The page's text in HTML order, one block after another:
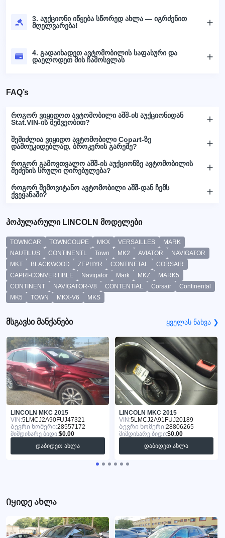
3. აუქციონი იწყება სწორედ ახლა — იგრძენით
მღელვარება!
4. გადაიხადეთ ავტომობილის საფასური და
დაელოდეთ მის ჩამოსვლას
FAQ’s
როგორ ვიყიდოთ ავტომობილი აშშ-ის აუქციონიდან
Stat.VIN-ის მეშვეობით?
შემიძლია ვიყიდო ავტომობილი Copart-ზე
დამოუკიდებლად, ბროკერის გარეშე?
როგორ გამოვთვალო აშშ-ის აუქციონზე ავტომობილის
შეძენის სრული ღირებულება?
როგორ შემოვიტანო ავტომობილი აშშ-დან ჩემს
ქვეყანაში?
პოპულარული LINCOLN მოდელები
TOWNCAR TOWNCOUPE MKX VERSAILLES
MARK
NAUTILUS
CONTINENTL Town MK2 AVIATOR
NAVIGATOR
MKT
BLACKWOOD ZEPHYR CONTINETAL
CORSAIR
CAPRI-CONVERTIBLE
Navigator Mark MKZ
MARK5
CONTINENT
NAVIGATOR-V8 CONTENTIAL Corsair
Continental
MK5
TOWN MKX-V6 MKS
მსგავსი მანქანები ყველას ნახვა ❯
LINCOLN MKC 2015
VIN:5LMCJ2A90FUJ47321
Ბევრი ნომერი:28557172
მიმდინარე ბიდი:$0.00
დაბიდეთ ახლა
LINCOLN MKC 2015
VIN:5LMCJ2A91FUJ20189
Ბევრი ნომერი:28806265
მიმდინარე ბიდი:$0.00
დაბიდეთ ახლა
Იყიდე ახლა